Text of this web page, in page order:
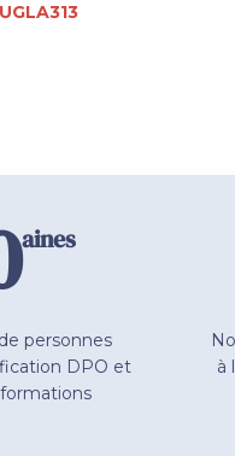
aines
personnes
DPO et
à